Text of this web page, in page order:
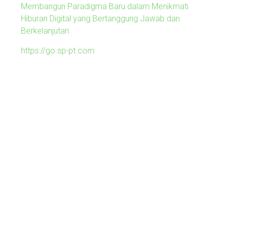
Membangun Paradigma Baru dalam Menikmati
Hiburan Digital yang Bertanggung Jawab dan
Berkelanjutan
https://go.sp-pt.com